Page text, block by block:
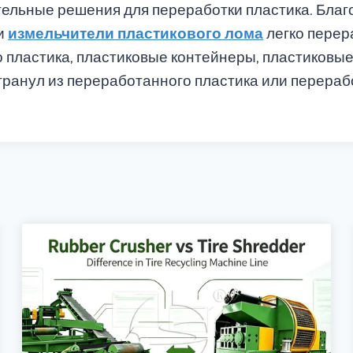
решения для переработки пластика.
измельчители пластикового ломалегко
пластиковые контейнеры,
из переработанного пластика или